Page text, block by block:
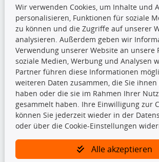
+49 (0) 8165 / 5093200
shop@teilando.de
Top Produkte
Beleuchtung
Bremsbeläge
Bremsscheiben
Kupplungssatz
Querlenker
Radlager
Stoßdämpfer
TecDoc Inside
Wir verwenden Cookies, um Inhalte und
personalisieren, Funktionen für soziale
zu können und die Zugriffe auf unserer
analysieren. Außerdem geben wir
Verwendung unserer Website an unsere
soziale Medien, Werbung und Analysen
Partner führen diese Informationen
weiteren Daten zusammen, die Sie
haben oder die sie im Rahmen Ihrer
gesammelt haben. Ihre Einwilligung zur
können Sie jederzeit wieder in der
oder über die Cookie-Einstellungen
Alle akzeptieren